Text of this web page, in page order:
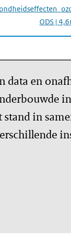
ODS |
data en
in